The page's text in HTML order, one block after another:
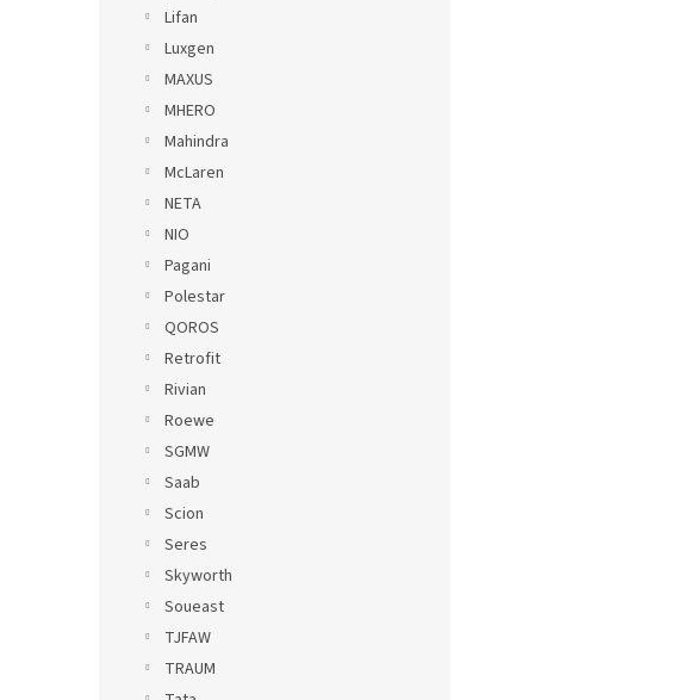
Lifan
Luxgen
MAXUS
MHERO
Mahindra
McLaren
NETA
NIO
Pagani
Polestar
QOROS
Retrofit
Rivian
Roewe
SGMW
Saab
Scion
Seres
Skyworth
Soueast
TJFAW
TRAUM